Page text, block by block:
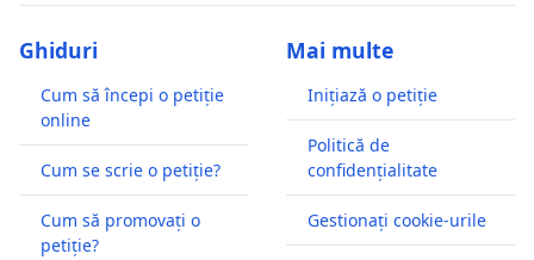
Ghiduri
Cum să începi o petiție
online
Cum se scrie o petiție?
Cum să promovați o
petiție?
Mai multe
Inițiază o petiție
Politică de
confidențialitate
Gestionați cookie-urile